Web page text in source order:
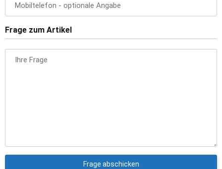
Mobiltelefon - optionale Angabe
Frage zum Artikel
Ihre Frage
Frage abschicken